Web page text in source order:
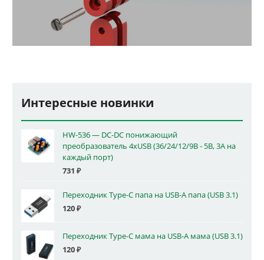
Интересные новинки
HW-536 — DC-DC понижающий
преобразователь 4xUSB (36/24/12/9В - 5В, 3А на
каждый порт)
731 ₽
Переходник Type-C папа на USB-A папа (USB 3.1)
120₽
Переходник Type-C мама на USB-A мама (USB 3.1)
120₽